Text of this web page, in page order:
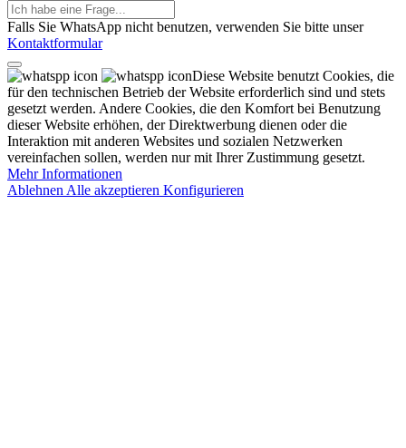
Falls Sie WhatsApp nicht benutzen, verwenden Sie bitte unser
Kontaktformular
Diese Website benutzt Cookies, die
für den technischen Betrieb der Website erforderlich sind und stets
gesetzt werden. Andere Cookies, die den Komfort bei Benutzung
dieser Website erhöhen, der Direktwerbung dienen oder die
Interaktion mit anderen Websites und sozialen Netzwerken
vereinfachen sollen, werden nur mit Ihrer Zustimmung gesetzt.
Mehr Informationen
Ablehnen Alle akzeptieren Konfigurieren